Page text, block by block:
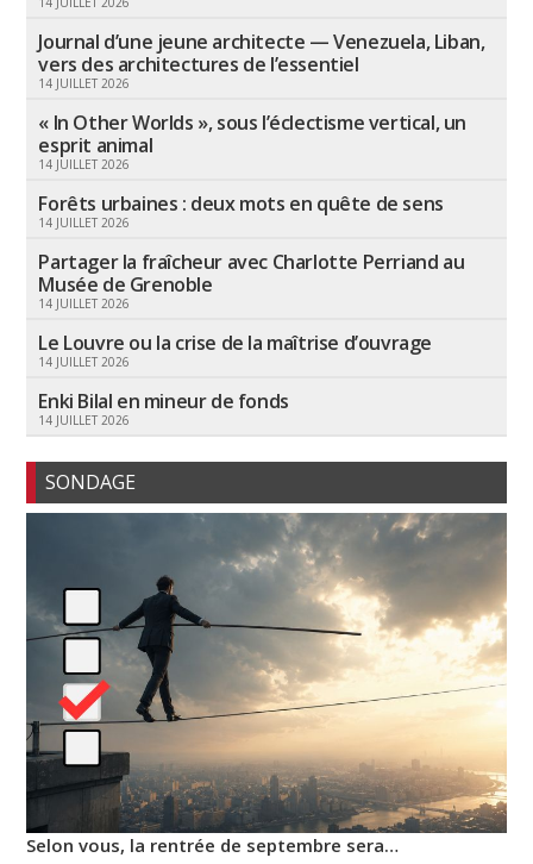
Journal d’une jeune architecte — Venezuela, Liban,
vers des architectures de l’essentiel
14 JUILLET 2026
« In Other Worlds », sous l’éclectisme vertical, un
esprit animal
14 JUILLET 2026
Forêts urbaines : deux mots en quête de sens
14 JUILLET 2026
Partager la fraîcheur avec Charlotte Perriand au
Musée de Grenoble
14 JUILLET 2026
Le Louvre ou la crise de la maîtrise d’ouvrage
14 JUILLET 2026
Enki Bilal en mineur de fonds
14 JUILLET 2026
SONDAGE
Selon vous, la rentrée de septembre sera…